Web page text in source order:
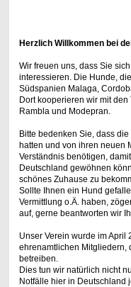
Herzlich Willkommen bei
Wir freuen uns, dass Sie
interessieren. Die Hunde,
Südspanien Malaga,
Dort kooperieren wir mit
Rambla und Modepran.
Bitte bedenken Sie, dass
hatten und von ihren neuen
Verständnis benötigen,
Deutschland gewöhnen
schönes Zuhause zu
Sollte Ihnen ein Hund
Vermittlung o.Ä. haben,
auf, gerne beantworten wir
Unser Verein wurde im April
ehrenamtlichen Mitgliedern,
betreiben.
Dies tun wir natürlich nicht
Notfälle hier in Deutschland